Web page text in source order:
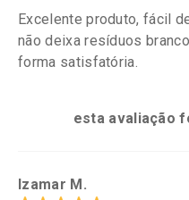
Excelente produto, fácil
não deixa resíduos
forma satisfatória.
esta avaliação
Izamar M.